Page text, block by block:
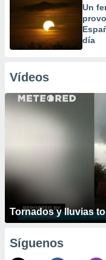
Un
día
Vídeos
Tornados y lluvias
Síguenos